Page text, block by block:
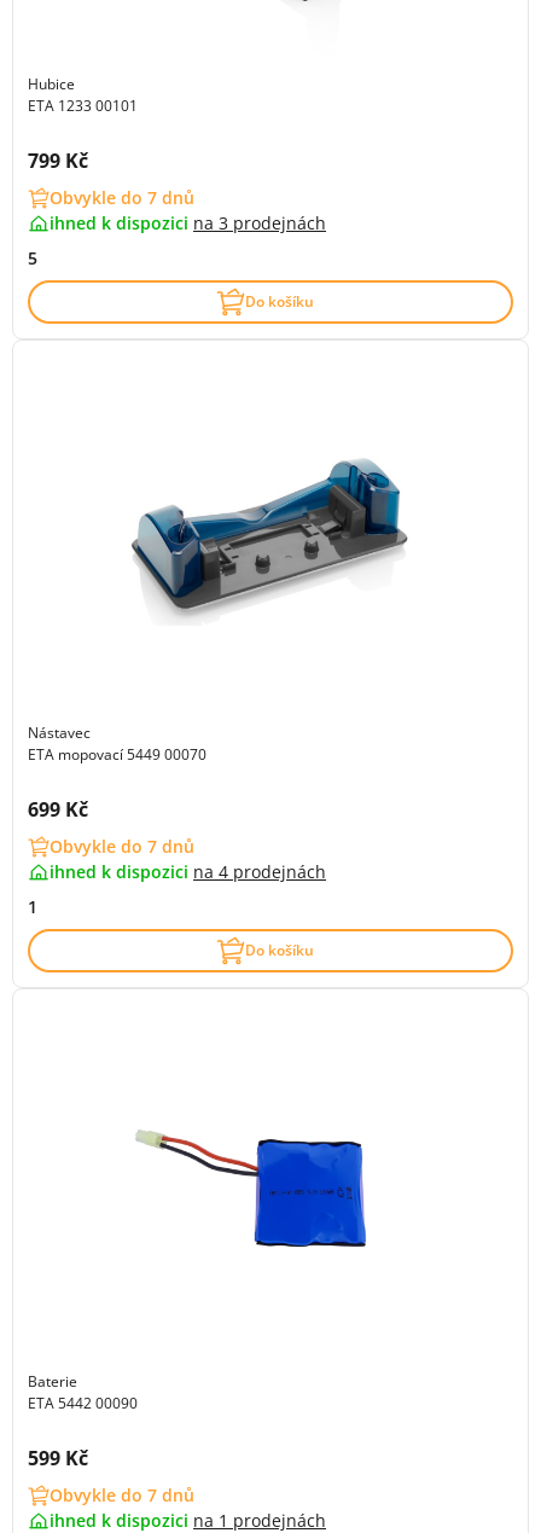
Hubice
ETA 1233 00101
Cena s DPH:
799 Kč
Obvykle do 7 dnů
ihned k dispozici na 3 prodejnách
5
Do košíku
Nástavec
ETA mopovací 5449 00070
Cena s DPH:
699 Kč
Obvykle do 7 dnů
ihned k dispozici na 4 prodejnách
1
Do košíku
Baterie
ETA 5442 00090
Cena s DPH:
599 Kč
Obvykle do 7 dnů
ihned k dispozici na 1 prodejnách